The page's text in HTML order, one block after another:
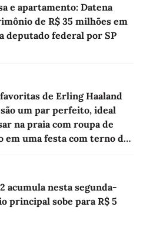
e apartamento: Datena
de R$ 35 milhões em
deputado federal por SP
de Erling Haaland
um par perfeito, ideal
na praia com roupa de
em uma festa com terno de
acumula nesta segunda-
principal sobe para R$ 5